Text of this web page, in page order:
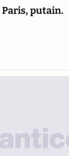
putain.